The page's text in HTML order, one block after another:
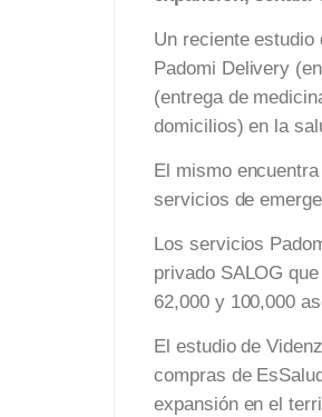
Un reciente
Padomi Delivery
(entrega de
domicilios) en la
El mismo
servicios de
Los servicios
privado SALOG
62,000 y 100,000
El estudio de
compras de
expansión en el